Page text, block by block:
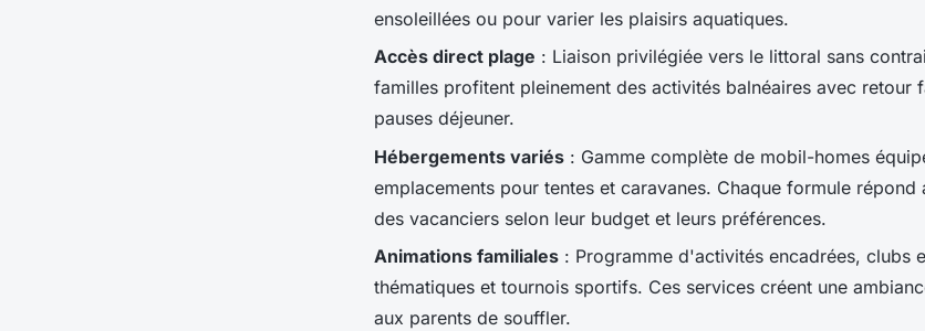
ensoleillées ou pour varier les plaisirs aquatiques.
Accès direct plage : Liaison privilégiée vers le littoral sans
familles profitent pleinement des activités balnéaires avec retour
pauses déjeuner.
Hébergements variés : Gamme complète de mobil-homes
emplacements pour tentes et caravanes. Chaque formule
des vacanciers selon leur budget et leurs préférences.
Animations familiales : Programme d'activités encadrées, clubs
thématiques et tournois sportifs. Ces services créent une
aux parents de souffler.